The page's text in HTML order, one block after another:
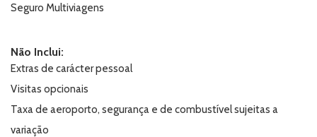
Seguro Multiviagens
Não Inclui:
Extras de carácter pessoal
Visitas opcionais
Taxa de aeroporto, segurança e de combustível sujeitas a
variação